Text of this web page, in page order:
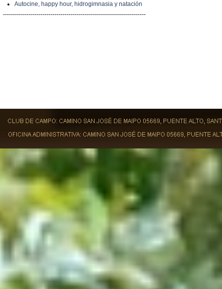
Autocine, happy hour, hidrogimnasia y natación
------------------------------------------------------------------------